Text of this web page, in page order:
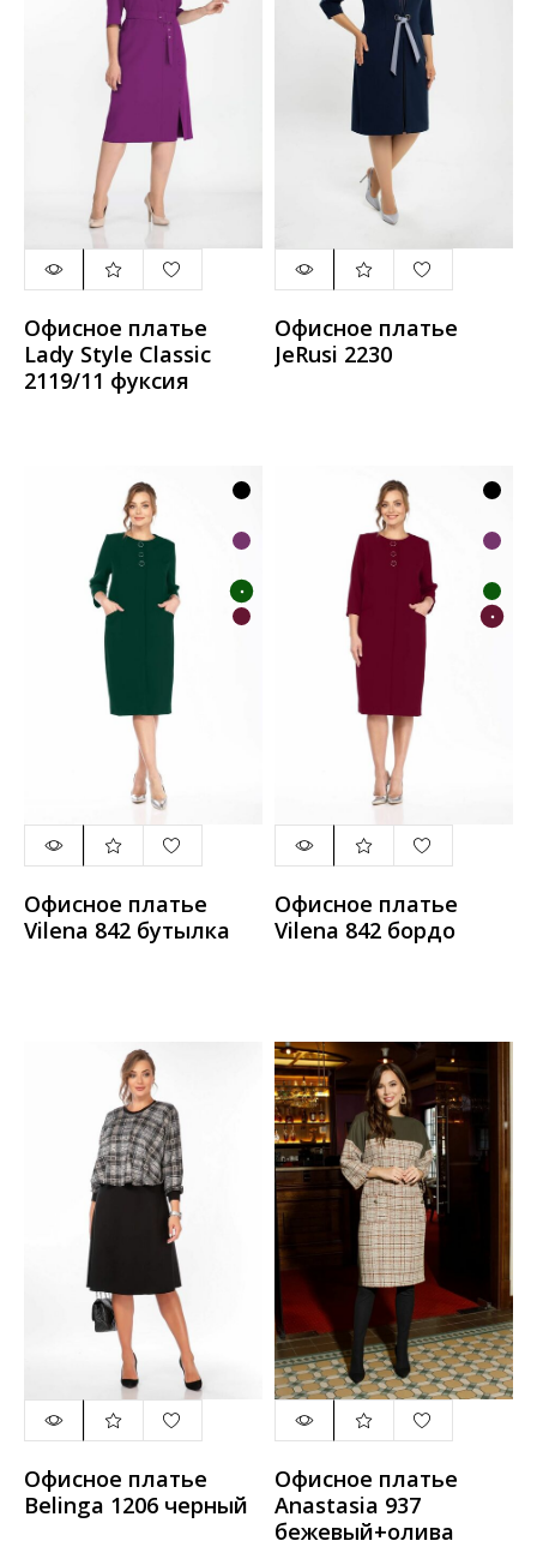
Офисное платье
Lady Style Classic
2119/11 фуксия
Офисное платье
JeRusi 2230
Офисное платье
Vilena 842 бутылка
Офисное платье
Vilena 842 бордо
Офисное платье
Belinga 1206 черный
Офисное платье
Anastasia 937
бежевый+олива